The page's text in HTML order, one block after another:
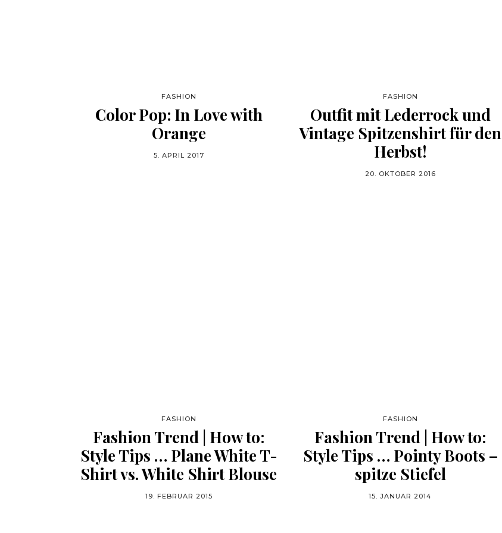
FASHION
Color Pop: In Love with
Orange
5. APRIL 2017
FASHION
Outfit mit Lederrock und
Vintage Spitzenshirt für den
Herbst!
20. OKTOBER 2016
FASHION
Fashion Trend | How to:
Style Tips … Plane White T-
Shirt vs. White Shirt Blouse
19. FEBRUAR 2015
FASHION
Fashion Trend | How to:
Style Tips … Pointy Boots –
spitze Stiefel
15. JANUAR 2014